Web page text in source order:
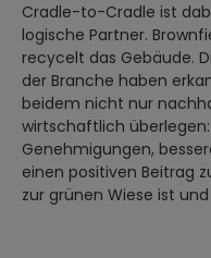
Cradle-to-Cradle ist
logische Partner.
recycelt das Gebäude.
der Branche haben
beidem nicht nur
wirtschaftlich
Genehmigungen,
einen positiven Beitrag
zur grünen Wiese ist